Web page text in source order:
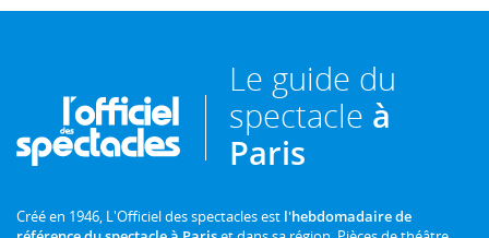
Le guide du
spectacle à
Paris
Créé en 1946, L'Officiel des spectacles est l'hebdomadaire de